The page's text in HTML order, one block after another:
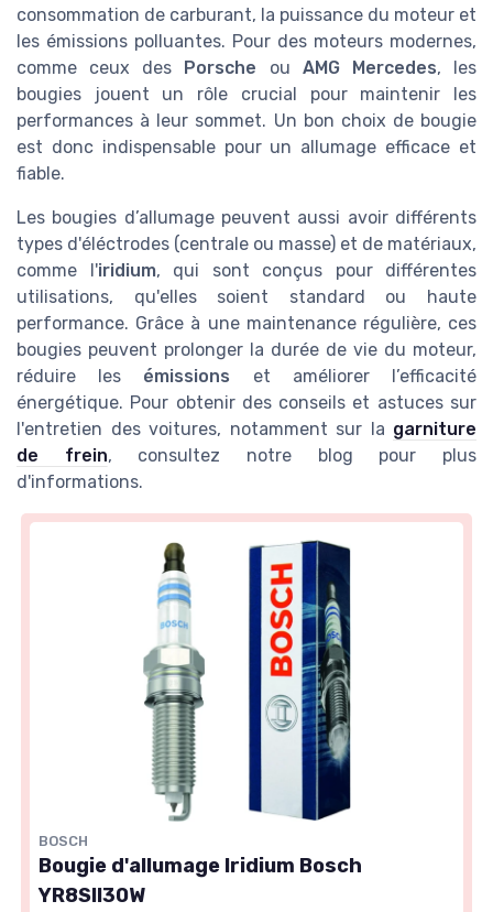
consommation de carburant, la puissance du moteur et
les émissions polluantes. Pour des moteurs modernes,
comme ceux des Porsche ou AMG Mercedes, les
bougies jouent un rôle crucial pour maintenir les
performances à leur sommet. Un bon choix de bougie
est donc indispensable pour un allumage efficace et
fiable.
Les bougies d’allumage peuvent aussi avoir différents
types d'éléctrodes (centrale ou masse) et de matériaux,
comme l'iridium, qui sont conçus pour différentes
utilisations, qu'elles soient standard ou haute
performance. Grâce à une maintenance régulière, ces
bougies peuvent prolonger la durée de vie du moteur,
réduire les émissions et améliorer l’efficacité
énergétique. Pour obtenir des conseils et astuces sur
l'entretien des voitures, notamment sur la garniture
de frein, consultez notre blog pour plus
d'informations.
BOSCH
Bougie d'allumage Iridium Bosch
YR8SII30W